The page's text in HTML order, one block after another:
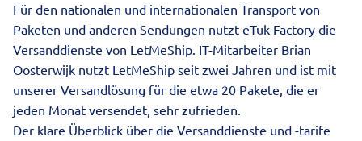
Für den nationalen und internationalen Transport von
Paketen und anderen Sendungen nutzt eTuk Factory die
Versanddienste von LetMeShip. IT-Mitarbeiter Brian
Oosterwijk nutzt LetMeShip seit zwei Jahren und ist mit
unserer Versandlösung für die etwa 20 Pakete, die er
jeden Monat versendet, sehr zufrieden.
Der klare Überblick über die Versanddienste und -tarife